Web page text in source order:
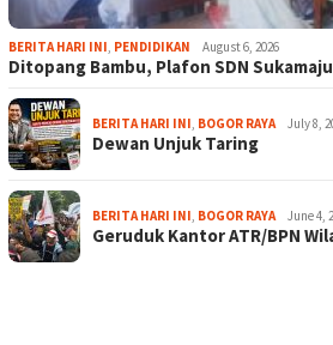
BERITA HARI INI, PENDIDIKAN August 6, 2026
Ditopang Bambu, Plafon SDN
BERITA HARI INI, BOGOR RAYA July 8,
Dewan Unjuk Taring
BERITA HARI INI, BOGOR RAYA June 4,
Geruduk Kantor ATR/BPN